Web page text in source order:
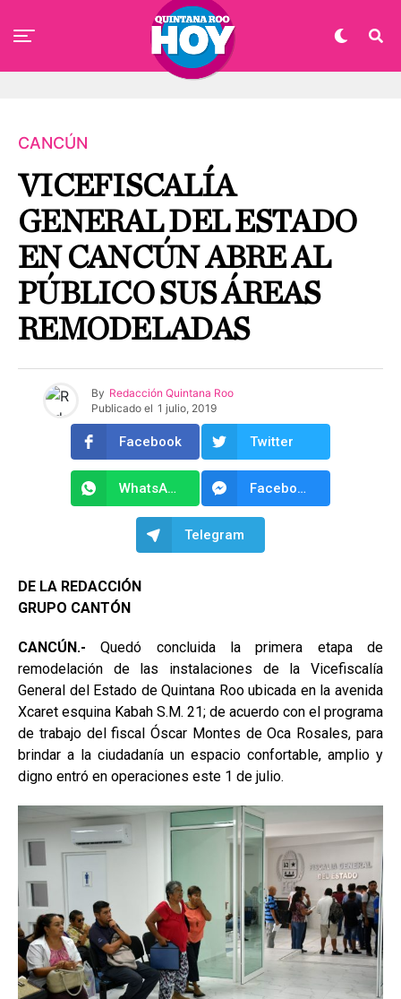
CANCÚN
VICEFISCALÍA
GENERAL DEL ESTADO
EN CANCÚN ABRE AL
PÚBLICO SUS ÁREAS
REMODELADAS
By Redacción Quintana Roo
Publicado el 1 julio, 2019
Facebook Twitter
WhatsApp Facebook Messenger
Telegram
DE LA REDACCIÓN
GRUPO CANTÓN
CANCÚN.-
Quedó concluida la primera etapa de
remodelación de las instalaciones de la Vicefiscalía
General del Estado de Quintana Roo ubicada en la avenida
Xcaret esquina Kabah S.M. 21; de acuerdo con el programa
de trabajo del fiscal Óscar Montes de Oca Rosales, para
brindar a la ciudadanía un espacio confortable, amplio y
digno entró en operaciones este 1 de julio.